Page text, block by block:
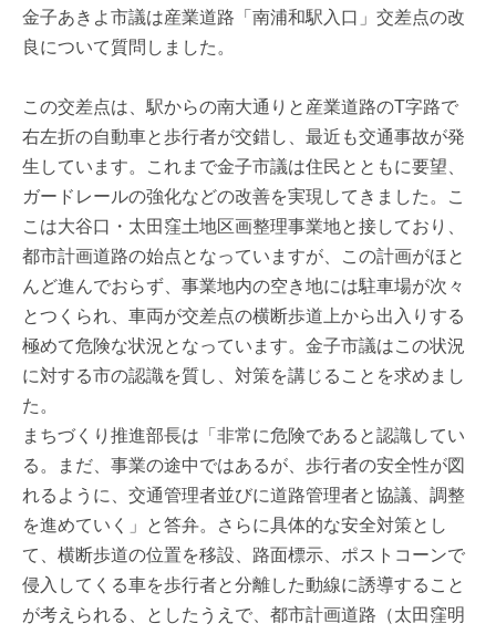
金子あきよ市議は産業道路「南浦和駅入口」交差点の改
良について質問しました。
この交差点は、駅からの南大通りと産業道路のT字路で
右左折の自動車と歩行者が交錯し、最近も交通事故が発
生しています。これまで金子市議は住民とともに要望、
ガードレールの強化などの改善を実現してきました。こ
こは大谷口・太田窪土地区画整理事業地と接しており、
都市計画道路の始点となっていますが、この計画がほと
んど進んでおらず、事業地内の空き地には駐車場が次々
とつくられ、車両が交差点の横断歩道上から出入りする
極めて危険な状況となっています。金子市議はこの状況
に対する市の認識を質し、対策を講じることを求めまし
た。
まちづくり推進部長は「非常に危険であると認識してい
る。まだ、事業の途中ではあるが、歩行者の安全性が図
れるように、交通管理者並びに道路管理者と協議、調整
を進めていく」と答弁。さらに具体的な安全対策とし
て、横断歩道の位置を移設、路面標示、ポストコーンで
侵入してくる車を歩行者と分離した動線に誘導すること
が考えられる、としたうえで、都市計画道路（太田窪明